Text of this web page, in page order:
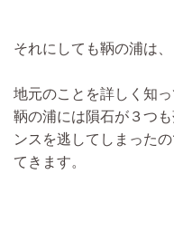
それにしても鞆の浦は
地元のことを詳しく知
鞆の浦には隕石が３つ
ンスを逃してしまった
てきます。